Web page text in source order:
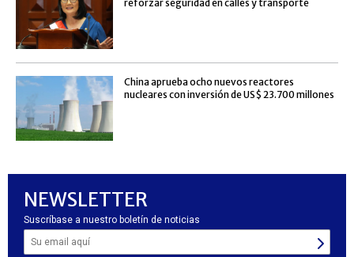
reforzar seguridad en calles y transporte
China aprueba ocho nuevos reactores
nucleares con inversión de US$ 23.700 millones
NEWSLETTER
Suscríbase a nuestro boletín de noticias